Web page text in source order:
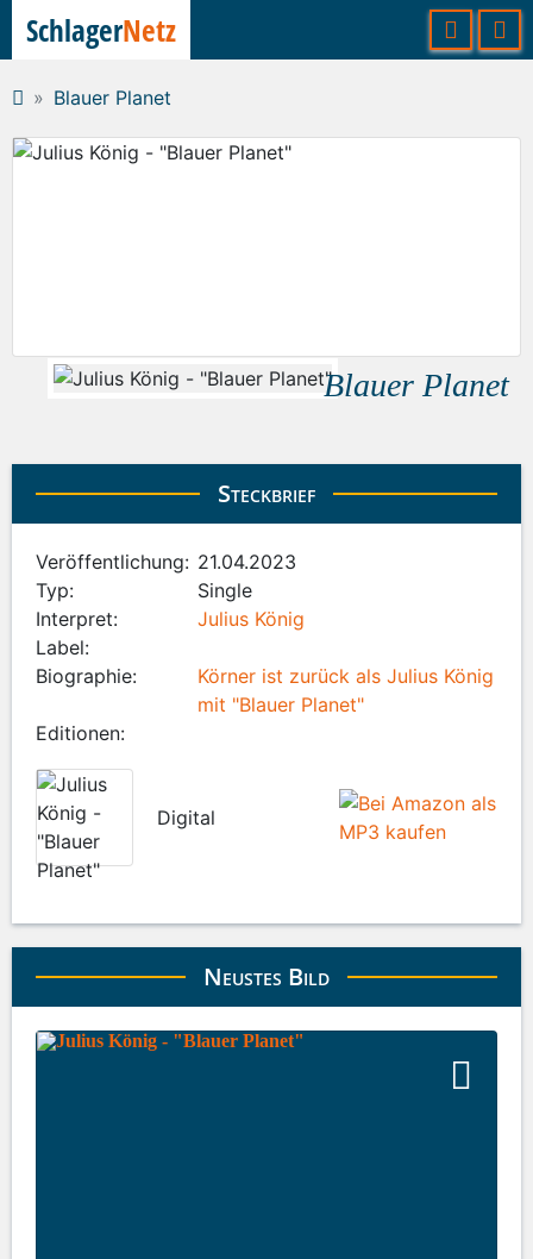
Blauer Planet
Blauer Planet
Steckbrief
Veröffentlichung: 21.04.2023
Typ:
Single
Interpret:
Julius König
Label:
Biographie:
Körner ist zurück als Julius König
mit "Blauer Planet"
Editionen:
Digital
Neustes Bild
SchlagerNetz